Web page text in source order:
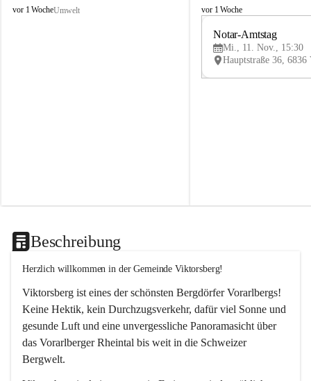
V
vor 1 WocheUmwelt
V
vor 1 Woche
Notar-Amtstag
Mi., 11. Nov., 15:30
Beschreibung
Herzlich willkommen in der Gemeinde Viktorsberg!
Viktorsberg ist eines der schönsten Bergdörfer Vorarlbergs!
Keine Hektik, kein Durchzugsverkehr, dafür viel Sonne und
gesunde Luft und eine unvergessliche Panoramasicht über
das Vorarlberger Rheintal bis weit in die Schweizer
Bergwelt.